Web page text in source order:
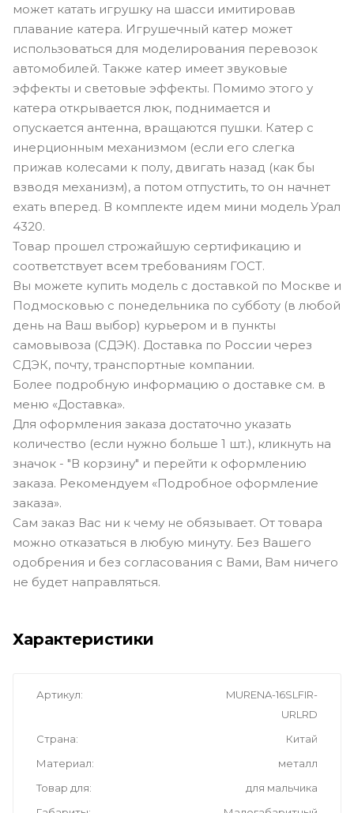
может катать игрушку на шасси имитировав
плавание катера. Игрушечный катер может
использоваться для моделирования перевозок
автомобилей. Также катер имеет звуковые
эффекты и световые эффекты. Помимо этого у
катера открывается люк, поднимается и
опускается антенна, вращаются пушки. Катер с
инерционным механизмом (если его слегка
прижав колесами к полу, двигать назад (как бы
взводя механизм), а потом отпустить, то он начнет
ехать вперед. В комплекте идем мини модель Урал
4320.
Товар прошел строжайшую сертификацию и
соответствует всем требованиям ГОСТ.
Вы можете купить модель с доставкой по Москве и
Подмосковью с понедельника по субботу (в любой
день на Ваш выбор) курьером и в пункты
самовывоза (СДЭК). Доставка по России через
СДЭК, почту, транспортные компании.
Более подробную информацию о доставке см. в
меню «Доставка».
Для оформления заказа достаточно указать
количество (если нужно больше 1 шт.), кликнуть на
значок - "В корзину" и перейти к оформлению
заказа. Рекомендуем «Подробное оформление
заказа».
Сам заказ Вас ни к чему не обязывает. От товара
можно отказаться в любую минуту. Без Вашего
одобрения и без согласования с Вами, Вам ничего
не будет направляться.
Характеристики
Артикул
MURENA-16SLFIR-
URLRD
Страна
Китай
Материал
металл
Товар для
для мальчика